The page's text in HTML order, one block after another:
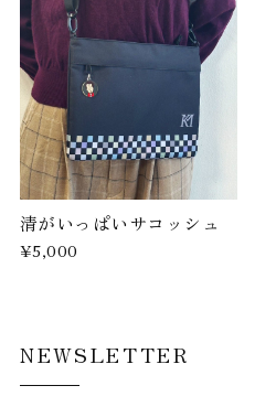
清がいっぱいサコッシュ
¥5,000
NEWSLETTER